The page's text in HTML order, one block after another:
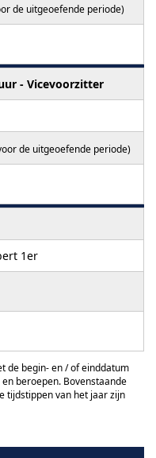
de uitgeoefende periode)
- Vicevoorzitter
de uitgeoefende periode)
1er
de begin- en / of einddatum
beroepen. Bovenstaande
tijdstippen van het jaar zijn